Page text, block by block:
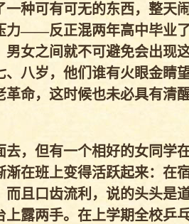
种可有可无的东西，整天
力——反正混两年高中毕业
女之间就不可避免会出现
八岁，他们谁有火眼金睛
命，这时候也未必具有清
，但有一个相好的女同学
在班上变得活跃起来：在
且口齿流利，说的头头是
露两手。在上学期全校乒